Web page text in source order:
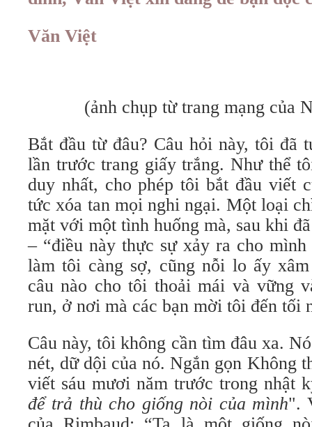
Văn Việt
(ảnh chụp từ trang mạng của
Bắt đầu từ đâu? Câu hỏi này, tôi đã
lần trước trang giấy trắng. Như thể
duy nhất, cho phép tôi bắt đầu viết
tức xóa tan mọi nghi ngại. Một loại
mặt với một tình huống mà, sau khi
– “điều này thực sự xảy ra cho
làm tôi càng sợ, cũng nỗi lo ấy
câu nào cho tôi thoải mái và vững
run, ở nơi mà các bạn mời tôi đến tối
Câu này, tôi không cần tìm đâu xa.
nét, dữ dội của nó. Ngắn gọn Không
viết sáu mươi năm trước trong nhật
để trả thù cho giống nòi của mình".